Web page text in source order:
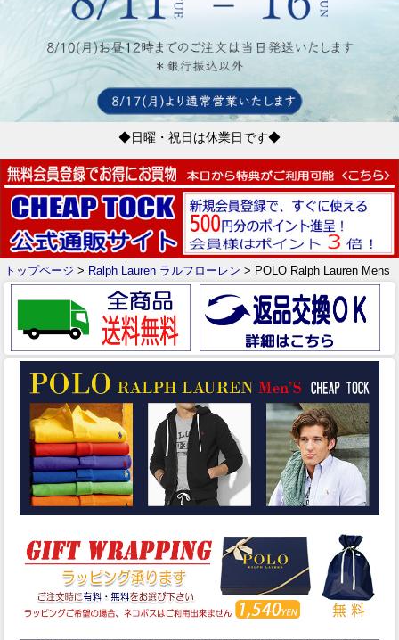
◆日曜・祝日は休業日です◆
トップページ > Ralph Lauren ラルフローレン > POLO Ralph Lauren Mens